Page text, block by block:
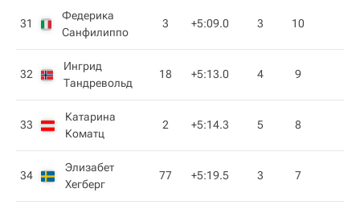
31
Федерика
Санфилиппо
3 +5:09.0 3 10
32
Ингрид
Тандревольд
18 +5:13.0 4 9
33
Катарина
Коматц
2 +5:14.3 5 8
34
Элизабет
Хегберг
77 +5:19.5 3 7